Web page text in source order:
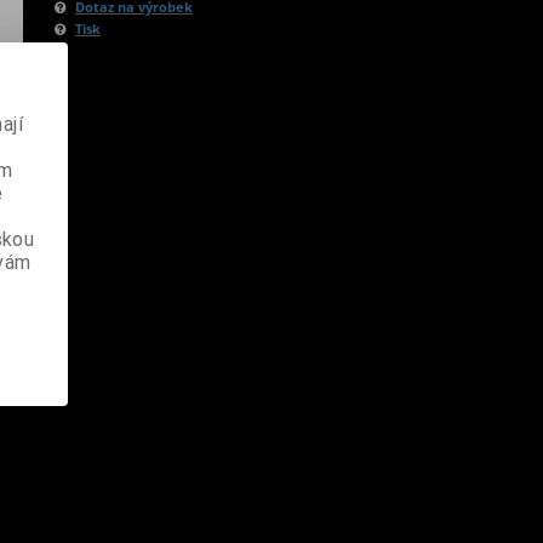
Dotaz na výrobek
Tisk